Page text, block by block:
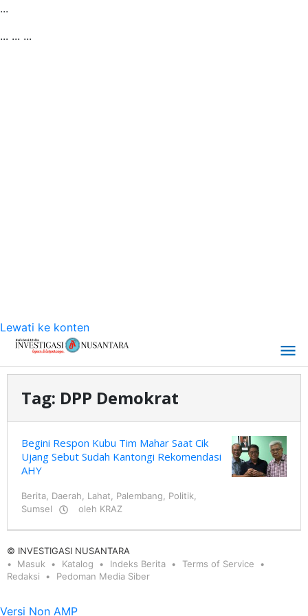
...
... ... ...
Lewati ke konten
Tag: DPP Demokrat
Begini Respon Kubu Tim Mahar Saat Cik
Ujang Sebut Sudah Kantongi Rekomendasi
AHY
Berita Daerah Lahat Palembang Politik
Sumsel
oleh KRAZ
© INVESTIGASI NUSANTARA
Masuk
Katalog Indeks Berita
Terms of Service
Redaksi
Pedoman Media Siber
Versi Non AMP